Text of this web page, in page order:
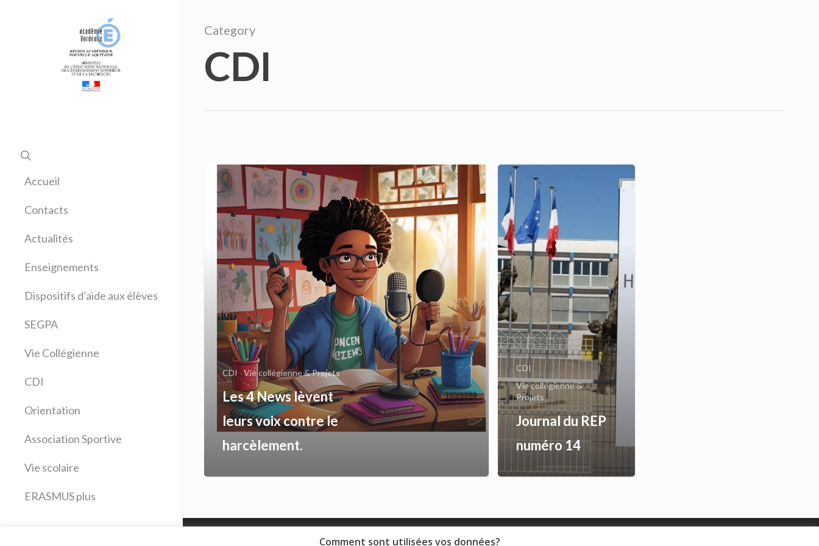
Accueil
Contacts
Actualités
Enseignements
Allemand
Anglais
Arts plastiques
Education musicale
Espagnol
Français
Latin
Sciences physiques
Technologie
Dispositifs d’aide aux élèves
SEGPA
Vie Collégienne
CDI
Orientation
Association Sportive
Vie scolaire
ERASMUS plus
Category
CDI
CDI Vie collégienne & Projets
Les 4 News lèvent
leurs voix contre le
harcèlement.
CDI
Vie collégienne &
Projets
Journal du REP
numéro 14
© 2018 - Collège Henri de Navarre |Mentions légales
Comment sont utilisées vos données?